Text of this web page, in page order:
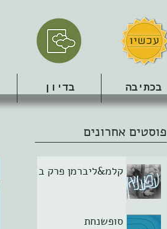
בכתיבה בדיון
פוסטים אחרונים
קלמ&ליברמן פרק ב
סופשנחת